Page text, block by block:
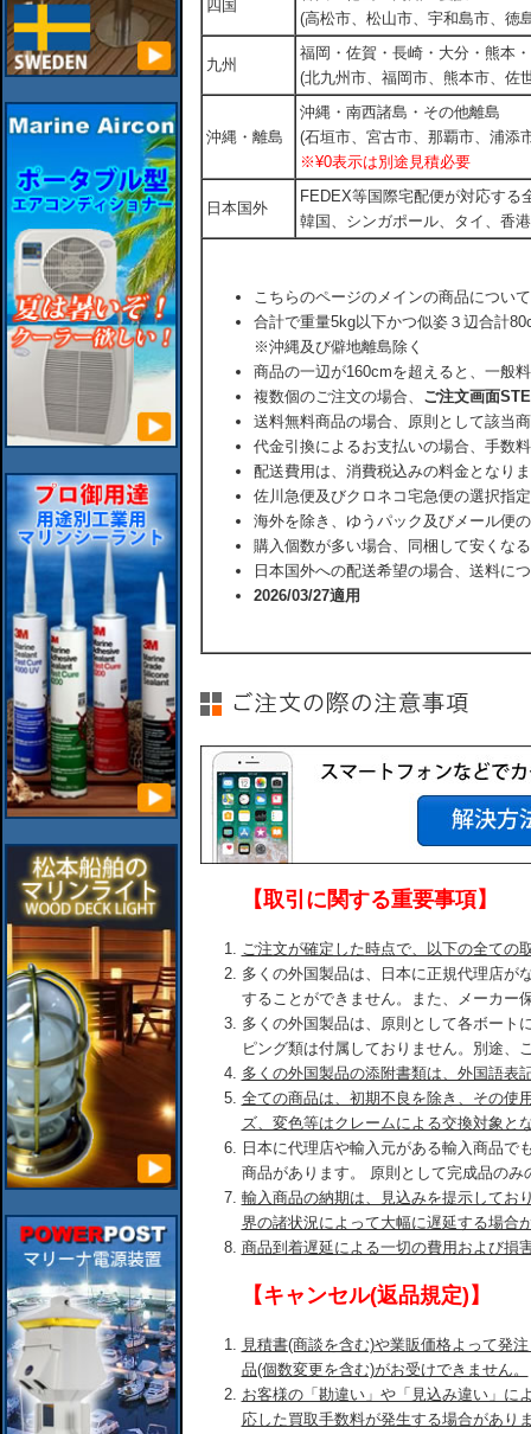
四国
(高松市、松山市、宇和島市、徳
九州
福岡・佐賀・長崎・大分・熊本
(北九州市、福岡市、熊本市、佐
沖縄・離島
沖縄・南西諸島・その他離島
(石垣市、宮古市、那覇市、浦添
※¥0表示は別途見積必要
日本国外
FEDEX等国際宅配便が対応す
韓国、シンガポール、タイ、香
こちらのページのメインの商品につい
合計で重量5kg以下かつ似姿３辺合計
※沖縄及び僻地離島除く
商品の一辺が160cmを超えると、一般
複数個のご注文の場合、 ご注文画面
送料無料商品の場合、原則として該当
代金引換によるお支払いの場合、手数
配送費用は、消費税込みの料金となり
佐川急便及びクロネコ宅急便の選択指
海外を除き、ゆうパック及びメール便
購入個数が多い場合、同梱して安くな
日本国外への配送希望の場合、送料に
2026/03/27適用
【取引に関する重要事項】
ご注文が確定した時点で、以下の全ての
多くの外国製品は、日本に正規代理店が
することができません。また、メーカー
多くの外国製品は、原則として各ボート
ピング類は付属しておりません。別途、
多くの外国製品の添附書類は、外国語表
全ての商品は、初期不良を除き、その使
ズ、変色等はクレームによる交換対象と
日本に代理店や輸入元がある輸入商品で
商品があります。 原則として完成品のみ
輸入商品の納期は、見込みを提示してお
界の諸状況によって大幅に遅延する場合
商品到着遅延による一切の費用および損
【キャンセル(返品規定)】
見積書(商談を含む)や業販価格よって発
品(個数変更を含む)がお受けできません。
お客様の「勘違い」や「見込み違い」に
応した買取手数料が発生する場合があり